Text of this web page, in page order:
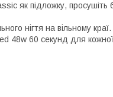
як підложку, просушіть
нігтя на вільному краї.
48w 60 секунд для